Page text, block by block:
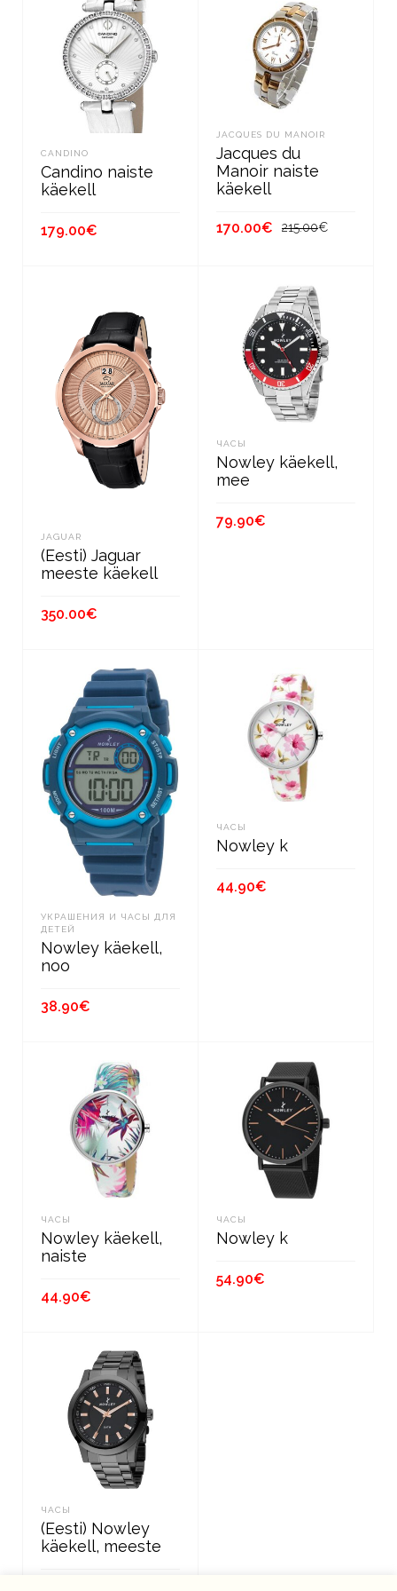
CANDINO
Candino naiste
käekell
179.00€
JACQUES DU MANOIR
Jacques du
Manoir naiste
käekell
215.00€
170.00€
Текущая
JAGUAR
(Eesti) Jaguar
meeste käekell
350.00€
ЧАСЫ
Nowley käekell,
mee
79.90€
УКРАШЕНИЯ И ЧАСЫ ДЛЯ
ДЕТЕЙ
Nowley käekell,
noo
38.90€
ЧАСЫ
Nowley k
44.90€
ЧАСЫ
Nowley käekell,
naiste
44.90€
ЧАСЫ
Nowley k
54.90€
ЧАСЫ
(Eesti) Nowley
käekell, meeste